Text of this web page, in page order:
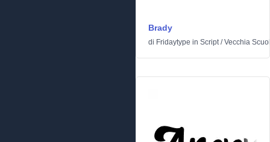
Brady
di Fridaytype in Script/Vecchia